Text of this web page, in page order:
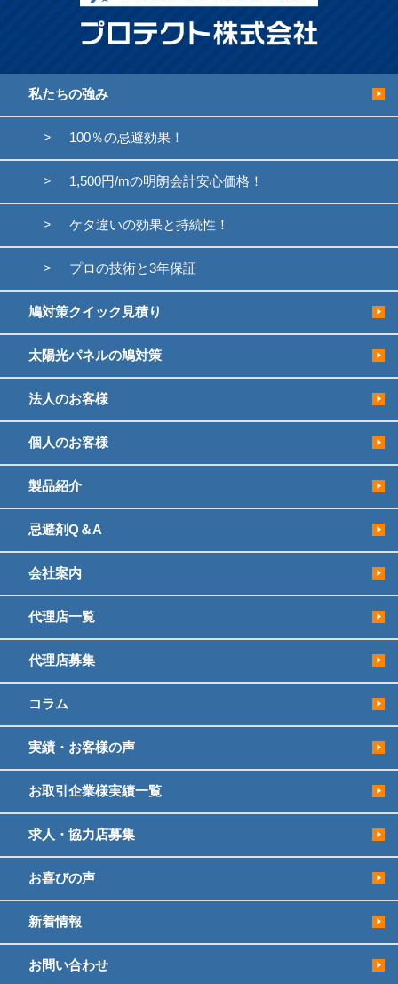
私たちの強み
100％の忌避効果！
1,500円/mの明朗会計安心価格！
ケタ違いの効果と持続性！
プロの技術と3年保証
鳩対策クイック見積り
太陽光パネルの鳩対策
法人のお客様
個人のお客様
製品紹介
忌避剤Q＆A
会社案内
代理店一覧
代理店募集
コラム
実績・お客様の声
お取引企業様実績一覧
求人・協力店募集
お喜びの声
新着情報
お問い合わせ